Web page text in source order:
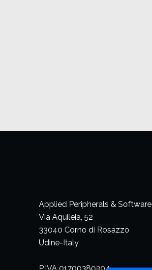
Applied Peripherals & Software
Via Aquileia, 52
33040 Corno di Rosazzo
Udine-Italy